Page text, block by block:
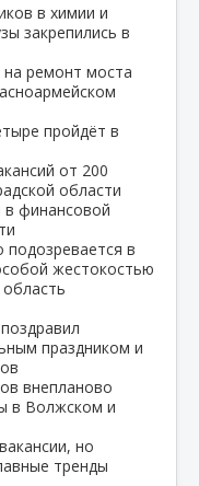
в химии и
закрепились в
ремонт моста
пройдёт в
от 200
области
в финансовой
в
жестокостью
праздником и
внепланово
в Волжском и
но
тренды